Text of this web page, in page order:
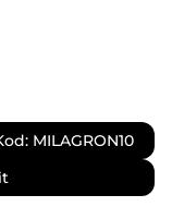
MILAGRON10